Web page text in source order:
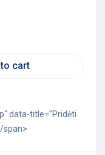
cart
data-title="Pridėti
span>